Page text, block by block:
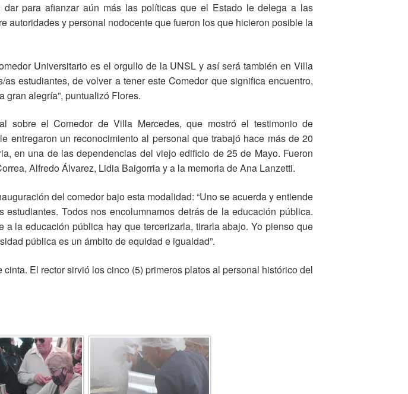
para afianzar aún más las políticas que el Estado le delega a las
autoridades y personal nodocente que fueron los que hicieron posible la
Universitario es el orgullo de la UNSL y así será también en Villa
estudiantes, de volver a tener este Comedor que significa encuentro,
alegría”, puntualizó Flores.
sobre el Comedor de Villa Mercedes, que mostró el testimonio de
entregaron un reconocimiento al personal que trabajó hace más de 20
en una de las dependencias del viejo edificio de 25 de Mayo. Fueron
Alfredo Álvarez, Lidia Baigorria y a la memoria de Ana Lanzetti.
del comedor bajo esta modalidad: “Uno se acuerda y entiende
Todos nos encolumnamos detrás de la educación pública.
la educación pública hay que tercerizarla, tirarla abajo. Yo pienso que
pública es un ámbito de equidad e igualdad”.
El rector sirvió los cinco (5) primeros platos al personal histórico del